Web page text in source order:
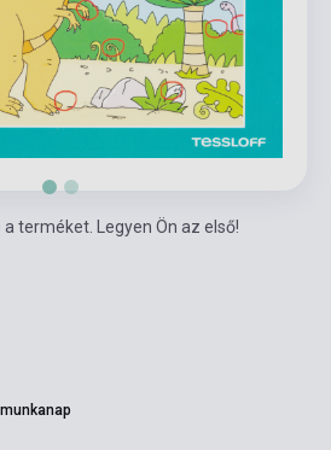
terméket. Legyen Ön az első!